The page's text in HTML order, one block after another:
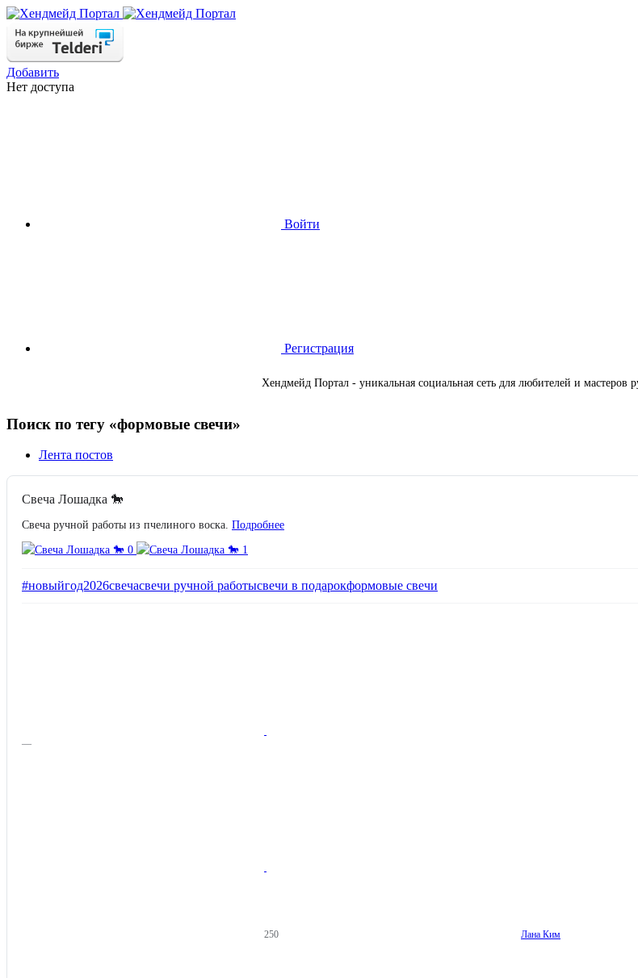
Добавить
Нет доступа
Войти
Регистрация
Хендмейд Портал - уникальная социальная сеть для любителей и мастеров
Поиск по тегу «формовые свечи»
Лента постов
Свеча Лошадка 🐎
Свеча ручной работы из пчелиного воска. Подробнее
#новыйгод2026свечасвечи ручной работысвечи в подарокформовые свечи
—
250 Лана Ким